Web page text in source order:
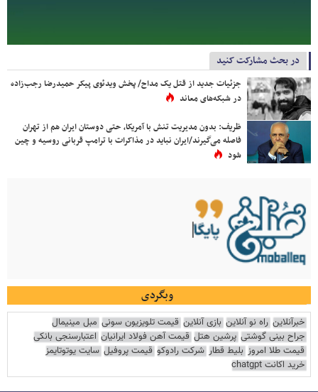
در بحث مشارکت کنید
جزئیات جدید از قتل یک مداح/ پخش ویدئوی پیکر حمیدرضا رجب‌زاده
در شبکه‌های معاند
ظریف: بدون مدیریت تنش با آمریکا، حتی دوستان ایران هم از تهران
فاصله می‌گیرند/ایران نباید در مذاکرات با ترامپ قربانی روسیه و چین
شود
وبگردی
خبرآنلاین راه نو آنلاین بازی آنلاین قیمت تلویزیون سونی مبل مینیمال
جراح بینی گوشتی پرشین هتل قیمت آهن فولاد ایرانیان اعتبارسنجی بانکی
قیمت طلا امروز بلیط قطار شرکت رادوکو قیمت پروفیل سایت یوتوتایمز
خرید اکانت chatgpt